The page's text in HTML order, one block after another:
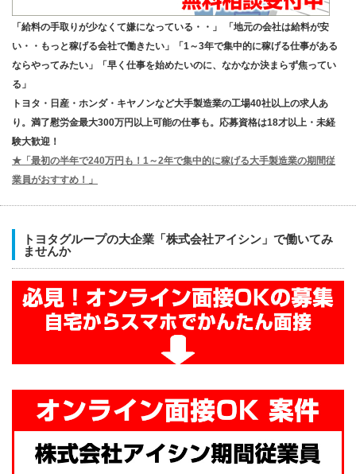
「給料の手取りが少なくて嫌になっている・・」 「地元の会社は給料が安
い・・もっと稼げる会社で働きたい」「1～3年で集中的に稼げる仕事がある
ならやってみたい」「早く仕事を始めたいのに、なかなか決まらず焦ってい
る」
トヨタ・日産・ホンダ・キヤノンなど大手製造業の工場40社以上の求人あ
り。満了慰労金最大300万円以上可能の仕事も。応募資格は18才以上・未経
験大歓迎！
★「最初の半年で240万円も！1～2年で集中的に稼げる大手製造業の期間従
業員がおすすめ！」
トヨタグループの大企業「株式会社アイシン」で働いてみ
ませんか